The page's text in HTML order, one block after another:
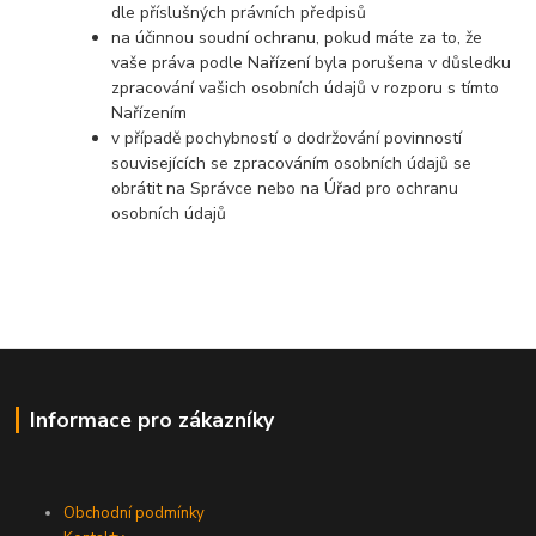
dle příslušných právních předpisů
na účinnou soudní ochranu, pokud máte za to, že
vaše práva podle Nařízení byla porušena v důsledku
zpracování vašich osobních údajů v rozporu s tímto
Nařízením
v případě pochybností o dodržování povinností
souvisejících se zpracováním osobních údajů se
obrátit na Správce nebo na Úřad pro ochranu
osobních údajů
Informace pro zákazníky
Obchodní podmínky